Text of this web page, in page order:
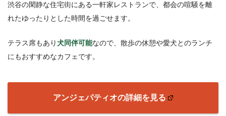
渋谷の閑静な住宅街にある一軒家レストランで、都会の喧騒を離
れたゆったりとした時間を過ごせます。
テラス席もあり犬同伴可能なので、散歩の休憩や愛犬とのランチ
にもおすすめなカフェです。
アンジェパティオの詳細を見る